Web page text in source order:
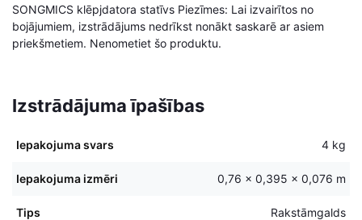
SONGMICS klēpjdatora statīvs Piezīmes: Lai izvairītos no
bojājumiem, izstrādājums nedrīkst nonākt saskarē ar asiem
priekšmetiem. Nenometiet šo produktu.
Izstrādājuma īpašības
Iepakojuma svars 4 kg
Iepakojuma izmēri 0,76 × 0,395 × 0,076 m
Tips Rakstāmgalds